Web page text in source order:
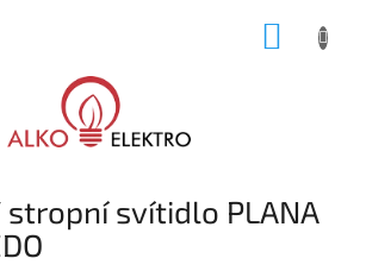
svítidlo PLANA